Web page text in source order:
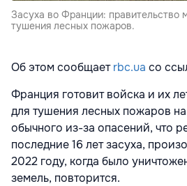
Засуха во Франции: правительство
тушения лесных пожаров.
Об этом сообщаетrbc.ua со
Франция готовит войска и их
для тушения лесных пожаров
обычного из-за опасений, что
последние 16 лет засуха,
2022 году, когда было
земель, повторится.